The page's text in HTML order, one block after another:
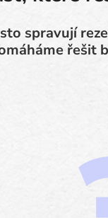
spravují
řešit